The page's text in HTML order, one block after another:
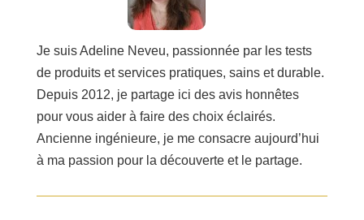
Je suis Adeline Neveu, passionnée par les tests
de produits et services pratiques, sains et durable.
Depuis 2012, je partage ici des avis honnêtes
pour vous aider à faire des choix éclairés.
Ancienne ingénieure, je me consacre aujourd’hui
à ma passion pour la découverte et le partage.